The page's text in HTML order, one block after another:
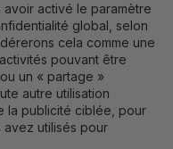
activé le paramètre
global, selon
cela comme une
pouvant être
un « partage »
autre utilisation
la publicité ciblée, pour
utilisés pour